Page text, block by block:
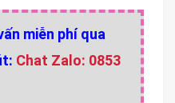
miễn phí qua
Chat Zalo: 0853